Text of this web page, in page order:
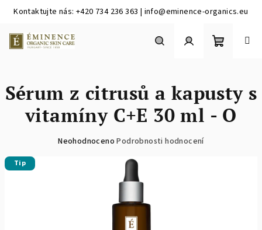
Kontaktujte nás: +420 734 236 363 | info@eminence-organics.eu
obsah
košík
Sérum z citrusů a kapusty s
vitamíny C+E 30 ml - O
Průměrné
Neohodnoceno Podrobnosti hodnocení
Tip